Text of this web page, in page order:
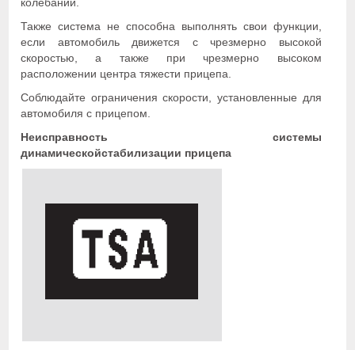
Также система не способна выполнять свои функции,
если автомобиль движется с чрезмерно высокой
скоростью, а также при чрезмерно высоком
расположении центра тяжести прицепа.
Соблюдайте ограничения скорости, установленные для
автомобиля с прицепом.
Неисправность системы
динамическойстабилизации прицепа